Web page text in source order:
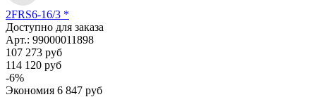
2FRS6-16/3 *
Доступно для заказа
Арт.: 99000011898
107 273 руб
114 120 руб
-6%
Экономия 6 847 руб